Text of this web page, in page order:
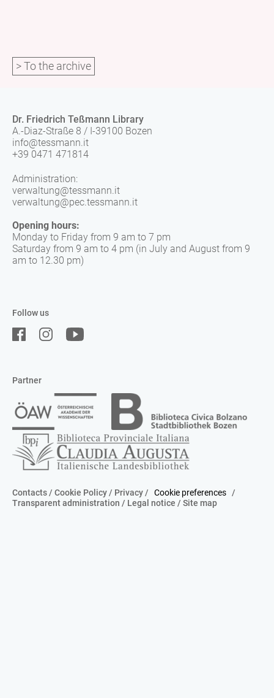
> To the archive
Dr. Friedrich Teßmann Library
A.-Diaz-Straße 8 / I-39100 Bozen
info@tessmann.it
+39 0471 471814
Follow us
Administration:
verwaltung@tessmann.it
verwaltung@pec.tessmann.it
Opening hours:
Monday to Friday from 9 am to 7 pm
Saturday from 9 am to 4 pm (in July and August from 9
am to 12.30 pm)
Partner
Contacts/ Cookie Policy/ Privacy/ Cookie preferences /
Transparent administration / Legal notice / Site map